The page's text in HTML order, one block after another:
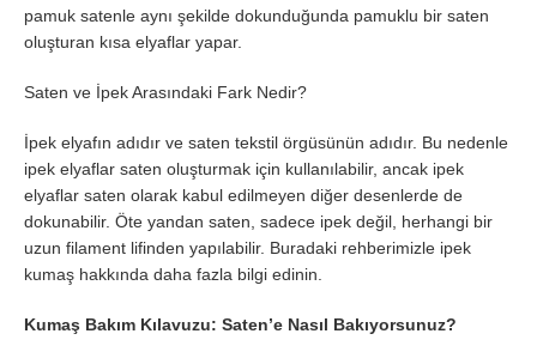
pamuk satenle aynı şekilde dokunduğunda pamuklu bir saten
oluşturan kısa elyaflar yapar.
Saten ve İpek Arasındaki Fark Nedir?
İpek elyafın adıdır ve saten tekstil örgüsünün adıdır. Bu nedenle
ipek elyaflar saten oluşturmak için kullanılabilir, ancak ipek
elyaflar saten olarak kabul edilmeyen diğer desenlerde de
dokunabilir. Öte yandan saten, sadece ipek değil, herhangi bir
uzun filament lifinden yapılabilir. Buradaki rehberimizle ipek
kumaş hakkında daha fazla bilgi edinin.
Kumaş Bakım Kılavuzu: Saten’e Nasıl Bakıyorsunuz?